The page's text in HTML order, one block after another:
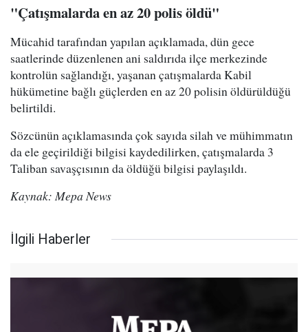
"Çatışmalarda en az 20 polis öldü"
Mücahid tarafından yapılan açıklamada, dün gece
saatlerinde düzenlenen ani saldırıda ilçe merkezinde
kontrolün sağlandığı, yaşanan çatışmalarda Kabil
hükümetine bağlı güçlerden en az 20 polisin öldürüldüğü
belirtildi.
Sözcünün açıklamasında çok sayıda silah ve mühimmatın
da ele geçirildiği bilgisi kaydedilirken, çatışmalarda 3
Taliban savaşçısının da öldüğü bilgisi paylaşıldı.
Kaynak: Mepa News
İlgili Haberler